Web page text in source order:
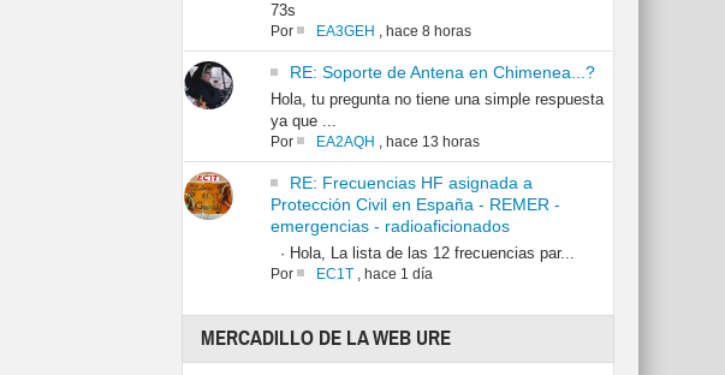
73s
Por EA3GEH , hace 8 horas
RE: Soporte de Antena en Chimenea...?
Hola, tu pregunta no tiene una simple respuesta
ya que ...
Por EA2AQH , hace 13 horas
RE: Frecuencias HF asignada a
Protección Civil en España - REMER -
emergencias - radioaficionados
· Hola, La lista de las 12 frecuencias par...
Por EC1T, hace 1 día
MERCADILLO DE LA WEB URE